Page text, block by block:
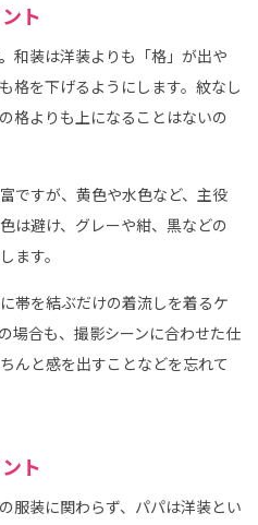
ト
和装は洋装よりも「格」が出や
格を下げるようにします。紋なし
格よりも上になることはないの
ですが、黄色や水色など、主役
は避け、グレーや紺、黒などの
ます。
帯を結ぶだけの着流しを着るケ
場合も、撮影シーンに合わせた仕
んと感を出すことなどを忘れて
ト
服装に関わらず、パパは洋装とい